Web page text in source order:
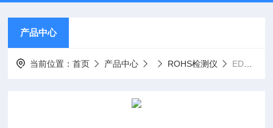
产品中心
当前位置：首页 产品中心 ROHS检测仪 EDX1800BROHS检测